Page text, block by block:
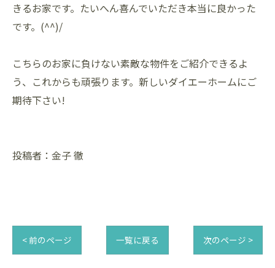
きるお家です。たいへん喜んでいただき本当に良かった
です。(^^)/
こちらのお家に負けない素敵な物件をご紹介できるよ
う、これからも頑張ります。新しいダイエーホームにご
期待下さい!
投稿者：金子 徹
< 前のページ 一覧に戻る 次のページ >